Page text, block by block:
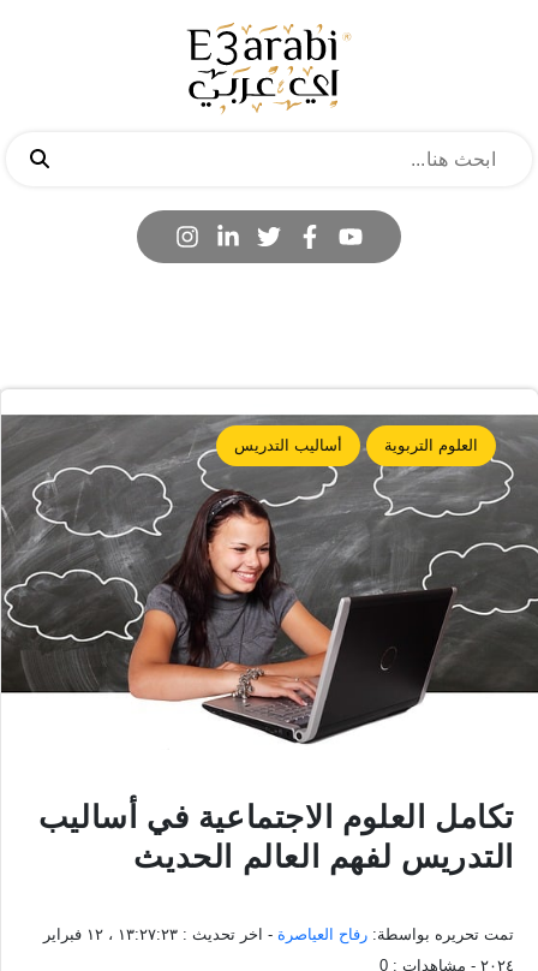
العلوم التربوية أساليب التدريس
تكامل العلوم الاجتماعية في أساليب
التدريس لفهم العالم الحديث
تمت تحريره بواسطة: رفاح العياصرة - اخر تحديث :
١٣:٢٧:٢٣ ، ١٢ فبراير
٢٠٢٤ - مشاهدات : 0